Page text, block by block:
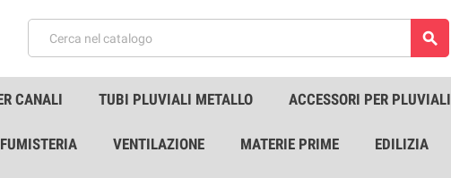
search
CANALI TUBI PLUVIALI METALLO ACCESSORI PER PLUVIALI
FUMISTERIA VENTILAZIONE MATERIE PRIME EDILIZIA